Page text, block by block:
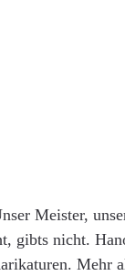
Meister,
gibts nicht.
Mehr